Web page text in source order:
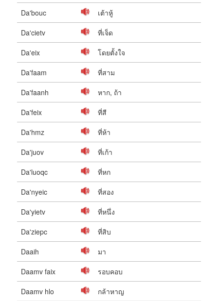
Da'bouc เต้าหู้
Da'cietv ที่เจ็ด
Da'eix โดยตั้งใจ
Da'faam ที่สาม
Da'faanh หาก, ถ้า
Da'feix ที่สี
Da'hmz ที่ห้า
Da'juov ที่เก้า
Da'luoqc ที่หก
Da'nyeic ที่สอง
Da'yietv ที่หนึ่ง
Da'ziepc ที่สิบ
Daaih มา
Daamv faix รอบคอบ
Daamv hlo กล้าหาญ